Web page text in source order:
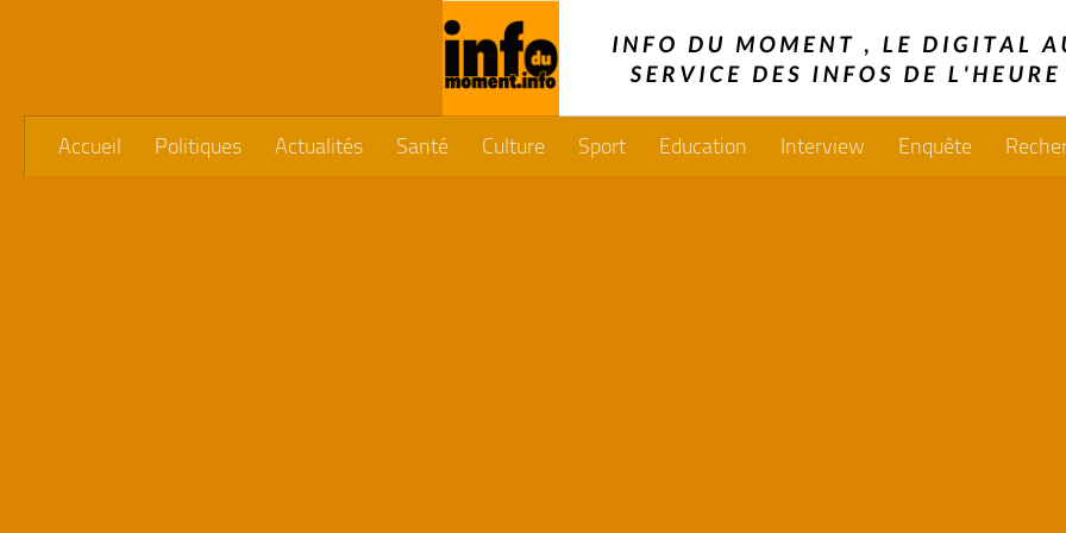
Accueil Politiques Actualités Santé Culture Sport Education Interview Enquête